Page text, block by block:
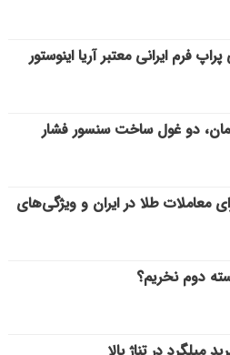
فرم ایرانی معتبر آریا اینوستور
دو غول ساخت سنسور فشار
معاملات طلا در ایران و ویژگی‌های
دوم نخریم؟